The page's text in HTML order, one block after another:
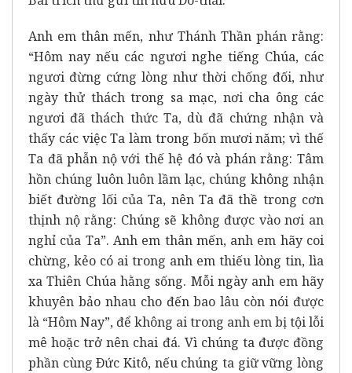
Anh em thân mến, như Thánh Thần phán rằng:
“Hôm nay nếu các ngươi nghe tiếng Chúa, các
ngươi đừng cứng lòng như thời chống đối, như
ngày thử thách trong sa mạc, nơi cha ông các
ngươi đã thách thức Ta, dù đã chứng nhận và
thấy các việc Ta làm trong bốn mươi năm; vì thế
Ta đã phẫn nộ với thế hệ đó và phán rằng: Tâm
hồn chúng luôn luôn lầm lạc, chúng không nhận
biết đường lối của Ta, nên Ta đã thề trong cơn
thịnh nộ rằng: Chúng sẽ không được vào nơi an
nghỉ của Ta”. Anh em thân mến, anh em hãy coi
chừng, kẻo có ai trong anh em thiếu lòng tin, lìa
xa Thiên Chúa hằng sống. Mỗi ngày anh em hãy
khuyên bảo nhau cho đến bao lâu còn nói được
là “Hôm Nay”, để không ai trong anh em bị tội lỗi
mê hoặc trở nên chai đá. Vì chúng ta được đồng
phần cùng Ðức Kitô, nếu chúng ta giữ vững lòng